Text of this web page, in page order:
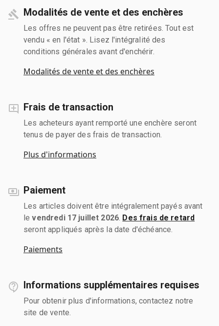
Modalités de vente et des enchères
Les offres ne peuvent pas être retirées. Tout est
vendu « en l'état ». Lisez l'intégralité des
conditions générales avant d'enchérir.
Modalités de vente et des enchères
Frais de transaction
Les acheteurs ayant remporté une enchère seront
tenus de payer des frais de transaction.
Plus d'informations
Paiement
Les articles doivent être intégralement payés avant
levendredi 17 juillet 2026 Des frais de retard
seront appliqués après la date d'échéance.
Paiements
Informations supplémentaires requises
Pour obtenir plus d'informations, contactez notre
site de vente.